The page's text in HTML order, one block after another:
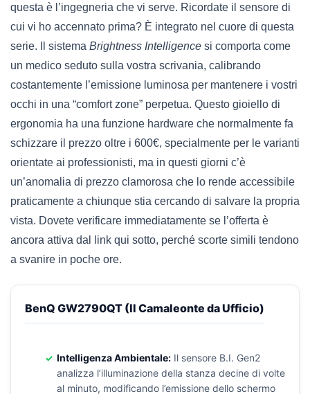
questa è l’ingegneria che vi serve. Ricordate il sensore di
cui vi ho accennato prima? È integrato nel cuore di questa
serie. Il sistema Brightness Intelligence si comporta come
un medico seduto sulla vostra scrivania, calibrando
costantemente l’emissione luminosa per mantenere i vostri
occhi in una “comfort zone” perpetua. Questo gioiello di
ergonomia ha una funzione hardware che normalmente fa
schizzare il prezzo oltre i 600€, specialmente per le varianti
orientate ai professionisti, ma in questi giorni c’è
un’anomalia di prezzo clamorosa che lo rende accessibile
praticamente a chiunque stia cercando di salvare la propria
vista. Dovete verificare immediatamente se l’offerta è
ancora attiva dal link qui sotto, perché scorte simili tendono
a svanire in poche ore.
BenQ GW2790QT (Il Camaleonte da Ufficio)
Intelligenza Ambientale: Il sensore B.I. Gen2
analizza l’illuminazione della stanza decine di volte
al minuto, modificando l’emissione dello schermo